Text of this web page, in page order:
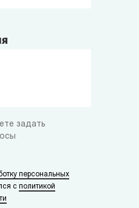
задать
персональных
с политикой